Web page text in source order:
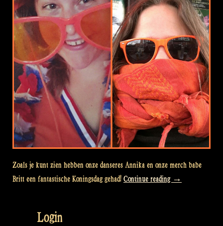
Zoals je kunt zien hebben onze danseres Annika en onze merch babe
Britt een fantastische Koningsdag gehad! Continue reading “How
→
Login